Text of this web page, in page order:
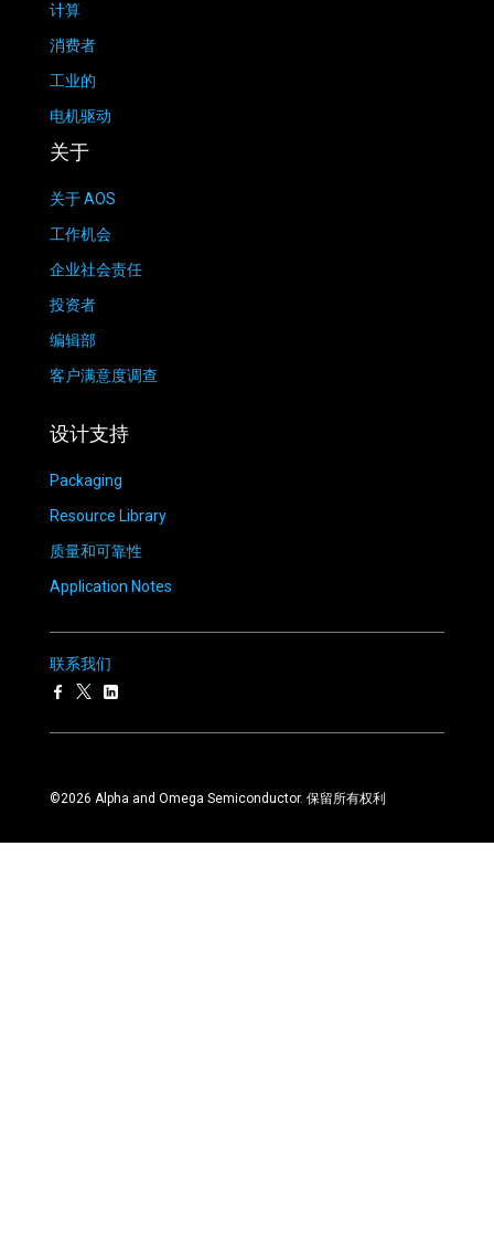
计算
消费者
工业的
电机驱动
关于
关于 AOS
工作机会
企业社会责任
投资者
编辑部
客户满意度调查
设计支持
Packaging
Resource Library
质量和可靠性
Application Notes
联系我们
©2026 Alpha and Omega Semiconductor. 保留所有权利